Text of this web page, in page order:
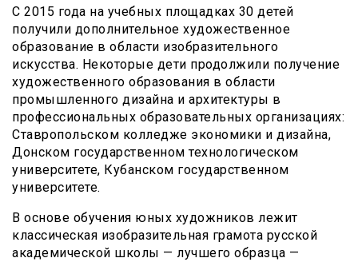
С 2015 года на учебных площадках 30 детей
получили дополнительное художественное
образование в области изобразительного
искусства. Некоторые дети продолжили получение
художественного образования в области
промышленного дизайна и архитектуры в
профессиональных образовательных организациях:
Ставропольском колледже экономики и дизайна,
Донском государственном технологическом
университете, Кубанском государственном
университете.
В основе обучения юных художников лежит
классическая изобразительная грамота русской
академической школы — лучшего образца —